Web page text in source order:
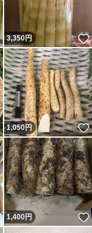
いいね！
3,350円
いいね！
1,050円
いいね！
1,400円